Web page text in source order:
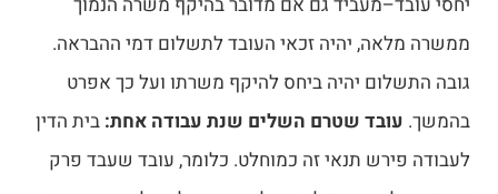
ממשרה מלאה, יהיה זכאי העובד לתשלום דמי ההבראה.
גובה התשלום יהיה ביחס להיקף משרתו ועל כך אפרט
בהמשך. עובד שטרם השלים שנת עבודה אחת: בית הדין
לעבודה פירש תנאי זה כמוחלט. כלומר, עובד שעבד פרק